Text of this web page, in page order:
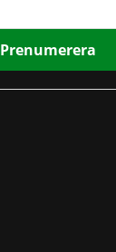
Prenumerera